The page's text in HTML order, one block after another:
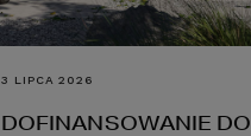
3 LIPCA 2026
DOFINANSOWANIE DO